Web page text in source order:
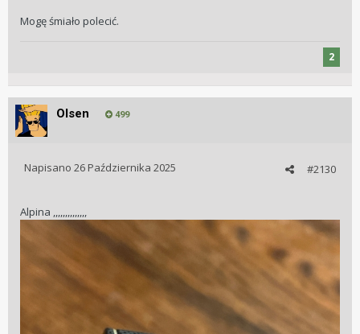
Mogę śmiało polecić.
2
Olsen 499
#2130
Napisano 26 Października 2025
Alpina ,,,,,,,,,,,,,,